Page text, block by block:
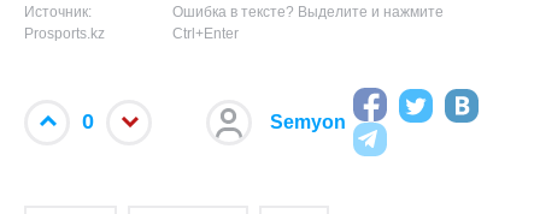
Источник:
Prosports.kz
Ошибка в тексте? Выделите и нажмите
Ctrl+Enter
0 Semyon